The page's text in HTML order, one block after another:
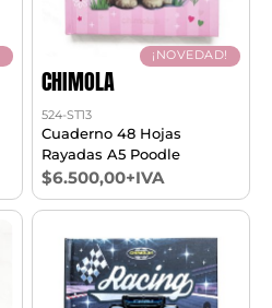
¡NOVEDAD!
CHIMOLA
524-ST13
Cuaderno 48 Hojas
Rayadas A5 Poodle
$6.500,00+IVA